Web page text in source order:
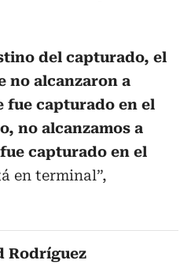
del capturado, el
no alcanzaron a
fue capturado en el
no alcanzamos a
capturado en el
en terminal”,
Rodríguez